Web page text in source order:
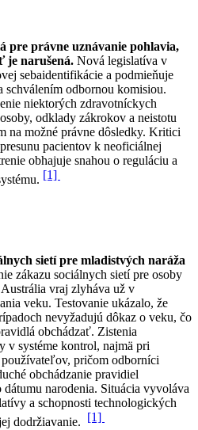
pre právne uznávanie pohlavia,
je narušená. Nová legislatíva v
sebaidentifikácie a podmieňuje
schválením odbornou komisiou.
niektorých zdravotníckych
odklady zákrokov a neistotu
na možné právne dôsledky. Kritici
pacientov k neoficiálnej
obhajuje snahou o reguláciu a
[1]
sietí pre mladistvých naráža
zákazu sociálnych sietí pre osoby
vraj zlyháva už v
veku. Testovanie ukázalo, že
nevyžadujú dôkaz o veku, čo
obchádzať. Zistenia
v systéme kontrol, najmä pri
pričom odborníci
obchádzanie pravidiel
dátumu narodenia. Situácia vyvoláva
a schopnosti technologických
dodržiavanie. [1]